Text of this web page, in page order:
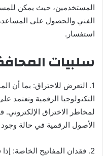
المستخدمين، حيث يمكن
الفني والحصول على
استفسار.
سلبيات
1. التعرض للاختراق: بما أن
التكنولوجيا الرقمية وتعتمد
لمخاطر الاختراق
الأصول الرقمية في حالة
2. فقدان المفاتيح الخاصة: